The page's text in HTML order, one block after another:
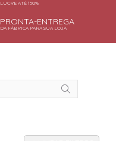
LUCRE ATÉ 150%
PRONTA-ENTREGA
DA FÁBRICA PARA SUA LOJA